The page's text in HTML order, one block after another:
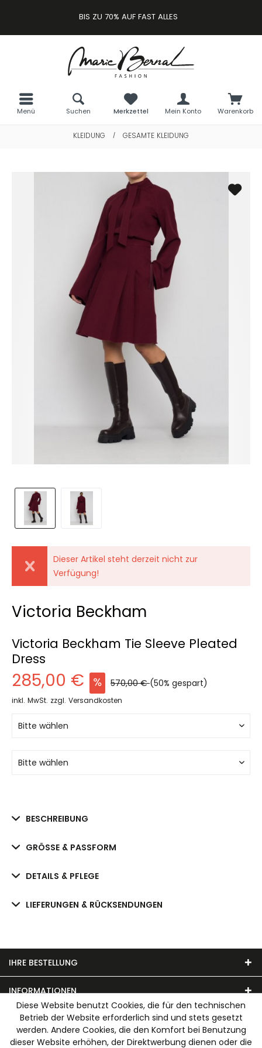
BIS ZU 70% AUF FAST ALLES
Menü Warenkorb
Merkzettel Mein Konto
Suchen
KLEIDUNG / GESAMTE KLEIDUNG
Dieser Artikel steht derzeit nicht zur
Verfügung!
Victoria Beckham
Victoria Beckham Tie Sleeve Pleated
Dress
285,00 € 570,00 €(50% gespart)
inkl. MwSt. zzgl. Versandkosten
BESCHREIBUNG
GRÖSSE & PASSFORM
DETAILS & PFLEGE
LIEFERUNGEN & RÜCKSENDUNGEN
IHRE BESTELLUNG
INFORMATIONEN
UNSER MODEHAUS
Diese Website benutzt Cookies, die für den technischen
Betrieb der Website erforderlich sind und stets gesetzt
werden. Andere Cookies, die den Komfort bei Benutzung
dieser Website erhöhen, der Direktwerbung dienen oder die